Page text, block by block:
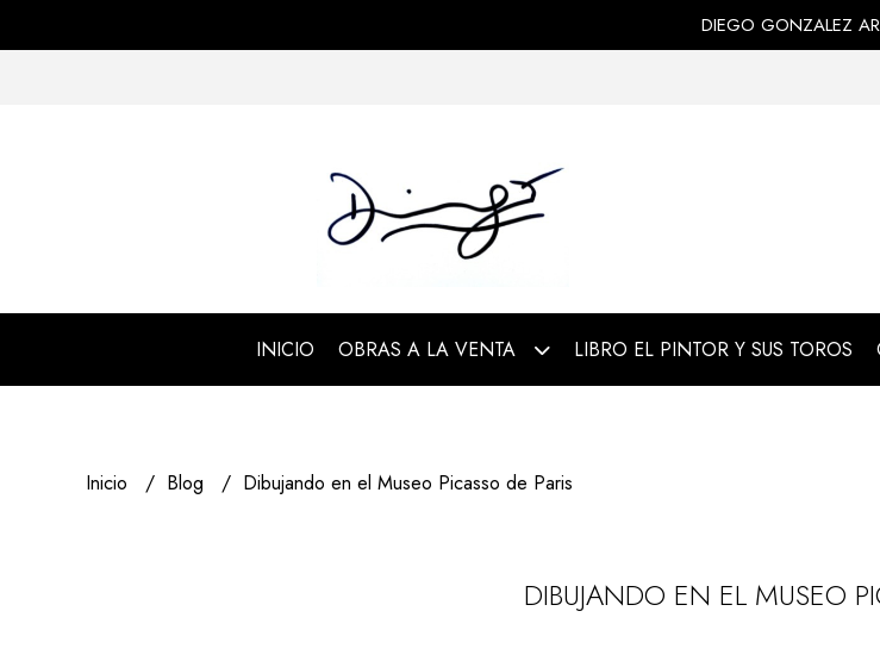
DIEGO GONZALEZ
INICIO OBRAS A LA VENTA LIBRO EL PINTOR Y SUS TOROS
Inicio Blog Dibujando en el Museo Picasso de Paris
DIBUJANDO EN EL MUSEO